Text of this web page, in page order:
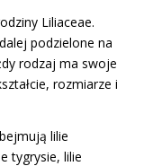
Liliaceae.
podzielone na
rodzaj ma swoje
rozmiarze i
lilie
tygrysie, lilie